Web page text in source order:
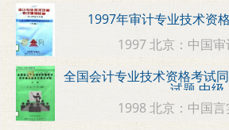
1997年审计专业技术资
1997 北京：中国
全国会计专业技术资格考试
试题 中级
1998 北京：中国